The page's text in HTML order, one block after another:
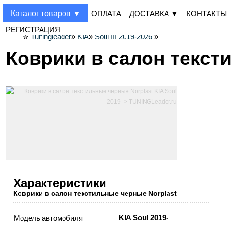
Каталог товаров ▼ ОПЛАТА ДОСТАВКА ▼ КОНТАКТЫ
РЕГИСТРАЦИЯ
✮ Tuningleader» KIA» Soul III 2019-2026 »
Коврики в салон
Характеристики
Коврики в салон текстильные черные Norplast
Модель автомобиля KIA Soul 2019-